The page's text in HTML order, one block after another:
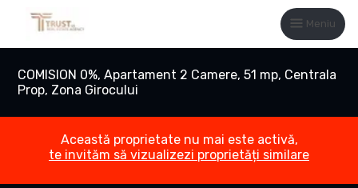
Meniu
COMISION 0%, Apartament 2 Camere, 51 mp, Centrala
Prop, Zona Girocului
Această proprietate nu mai este activă,
te invităm să vizualizezi proprietăți similare